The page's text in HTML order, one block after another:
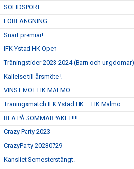
SOLIDSPORT
FÖRLÄNGNING
Snart premiär!
IFK Ystad HK Open
Träningstider 2023-2024 (Barn och ungdomar)
Kallelse till årsmöte !
VINST MOT HK MALMÖ
Träningsmatch IFK Ystad HK – HK Malmö
REA PÅ SOMMARPAKET!!!!
Crazy Party 2023
CrazyParty 20230729
Kansliet Semesterstängt.